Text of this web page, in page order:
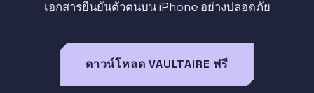
เอกสารยืนยันตัวตนบน iPhone อย่างปลอดภัย
ดาวน์โหลด VAULTAIRE ฟรี